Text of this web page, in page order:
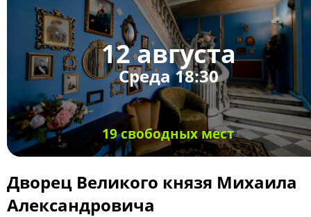
12 августа
Среда 18:30
19 свободных мест
Дворец Великого князя Михаила
Александровича